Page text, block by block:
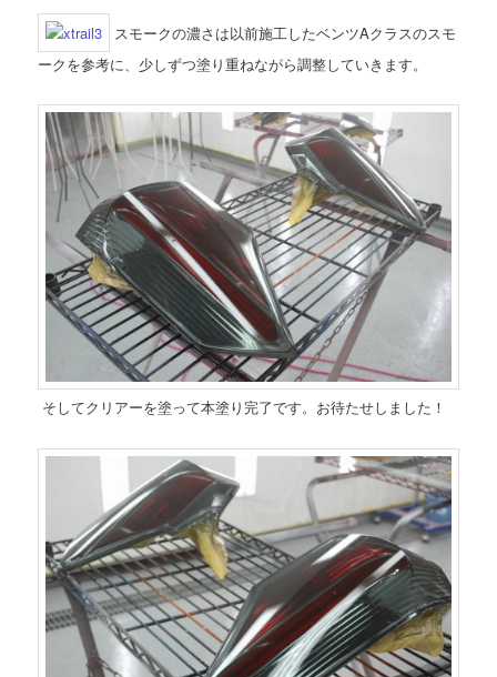
スモークの濃さは以前施工したベンツAクラスのスモ
ークを参考に、少しずつ塗り重ねながら調整していきます。
そしてクリアーを塗って本塗り完了です。お待たせしました！